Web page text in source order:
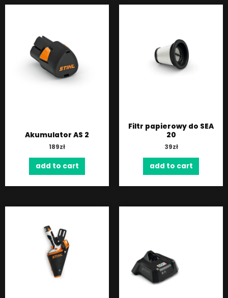
Akumulator AS 2
189zł
add to cart
Filtr papierowy do SEA
20
39zł
add to cart